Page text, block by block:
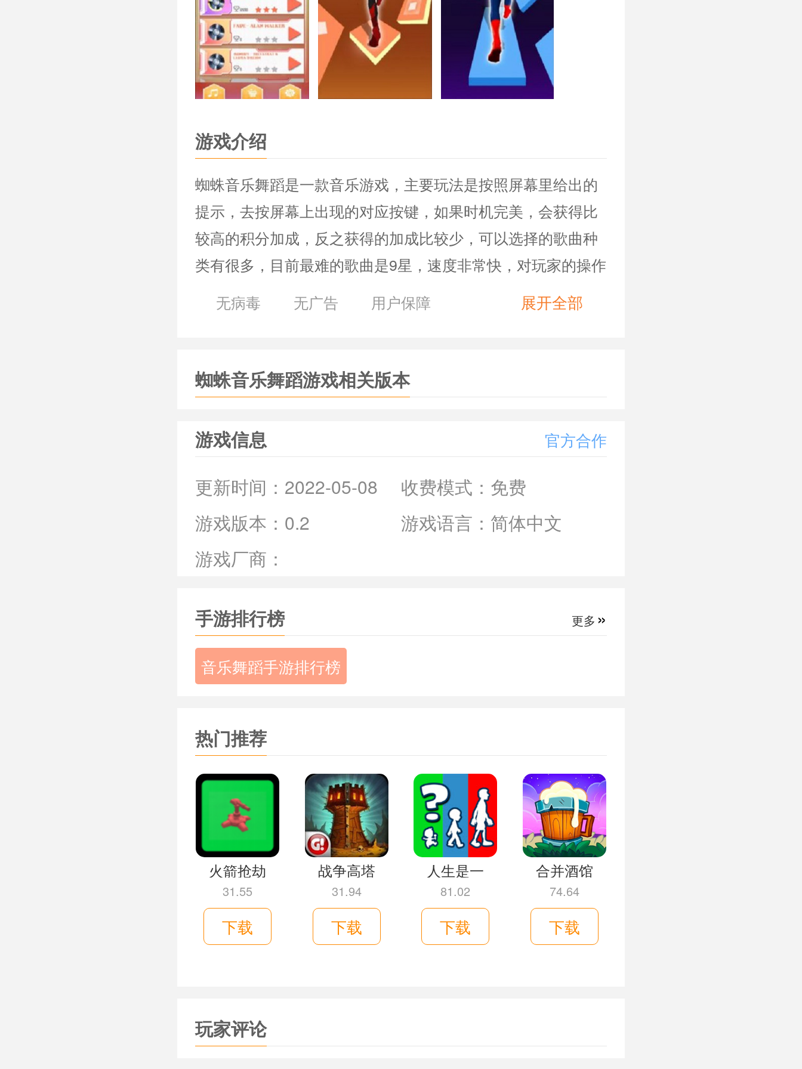
游戏介绍
蜘蛛音乐舞蹈是一款音乐游戏，主要玩法是按照屏幕里给出的
提示，去按屏幕上出现的对应按键，如果时机完美，会获得比
较高的积分加成，反之获得的加成比较少，可以选择的歌曲种
类有很多，目前最难的歌曲是9星，速度非常快，对玩家的操作
也有比较高的要求，建议从1-3星难度的歌开始练。
灵活度。
*当做听歌软件来用也可以的，里面有很多歌曲都是用别的播放
器听不到的。
魅力。
*每首歌的P点都不太一样，需要多次尝试才能找到。
《蜘蛛音乐舞蹈》游戏亮点：
*让玩家在玩游戏的时候感到放松，毕竟这才是人们选择玩游戏
*有多种模式可以选择，跑酷类型里获得的积分是正常模式的一
半。
*当角色和滑板配对的时候，也会有积分加成，而且是平常的5
《蜘蛛音乐舞蹈》游戏测评：
作为一款音乐游戏，蜘蛛音乐舞蹈非常适合放松的时候来玩，
可以缓解情绪，释放心中的压力。玩家从左到右拖动手指，就
能进行操作了，躲避障碍物、按照节拍敲击按钮也很简单，在
规定的时间内完成更多操作，获取的积分可以更换人物形象，
主要表现为更换外套或者裤子，来改变人物衣着。
无病毒 无广告 用户保障 展开全部
蜘蛛音乐舞蹈游戏相关版本
游戏信息 官方合作
更新时间： 2022-05-08 收费模式： 免费
游戏版本： 0.2 游戏语言： 简体中文
游戏厂商：
手游排行榜 更多 »
音乐舞蹈手游排行榜
热门推荐
火箭抢劫
31.55
下载
战争高塔
31.94
下载
人生是一
81.02
下载
合并酒馆
74.64
下载
玩家评论